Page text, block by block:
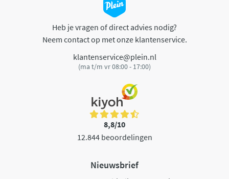
Heb je vragen of direct advies nodig?
Neem contact op met onze klantenservice.
klantenservice@plein.nl
(ma t/m vr 08:00 - 17:00)
8,8/10
12.844 beoordelingen
Nieuwsbrief